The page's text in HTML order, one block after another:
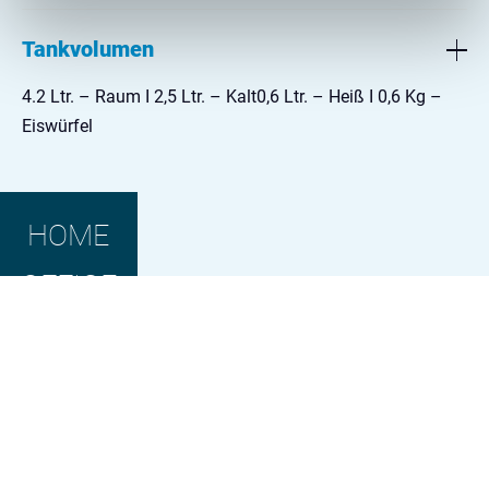
Tankvolumen
4.2 Ltr. – Raum I 2,5 Ltr. – Kalt0,6 Ltr. – Heiß I 0,6 Kg –
Eiswürfel
HOME
OFFICE